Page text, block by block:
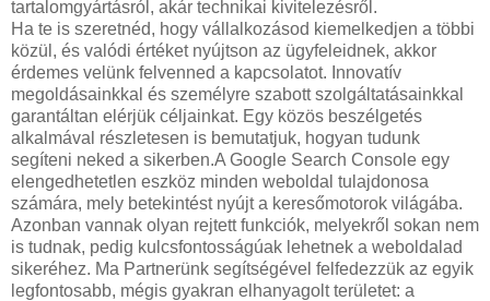
tartalomgyártásról, akár technikai kivitelezésről.
Ha te is szeretnéd, hogy vállalkozásod kiemelkedjen a többi
közül, és valódi értéket nyújtson az ügyfeleidnek, akkor
érdemes velünk felvenned a kapcsolatot. Innovatív
megoldásainkkal és személyre szabott szolgáltatásainkkal
garantáltan elérjük céljainkat. Egy közös beszélgetés
alkalmával részletesen is bemutatjuk, hogyan tudunk
segíteni neked a sikerben.A Google Search Console egy
elengedhetetlen eszköz minden weboldal tulajdonosa
számára, mely betekintést nyújt a keresőmotorok világába.
Azonban vannak olyan rejtett funkciók, melyekről sokan nem
is tudnak, pedig kulcsfontosságúak lehetnek a weboldalad
sikeréhez. Ma Partnerünk segítségével felfedezzük az egyik
legfontosabb, mégis gyakran elhanyagolt területet: a